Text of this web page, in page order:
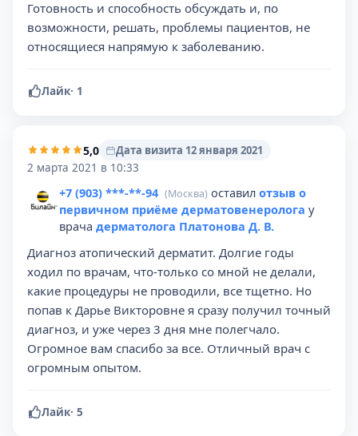
Готовность и способность обсуждать и, по
возможности, решать, проблемы пациентов, не
относящиеся напрямую к заболеванию.
Лайк· 1
5,0
Дата визита 12 января 2021
2 марта 2021 в 10:33
+7 (903) ***-**-94 (Москва) оставил отзыв о
первичном приёме дерматовенеролога у
врача дерматолога Платонова Д. В.
Диагноз атопический дерматит. Долгие годы
ходил по врачам, что-только со мной не делали,
какие процедуры не проводили, все тщетно. Но
попав к Дарье Викторовне я сразу получил точный
диагноз, и уже через 3 дня мне полегчало.
Огромное вам спасибо за все. Отличный врач с
огромным опытом.
Лайк· 5